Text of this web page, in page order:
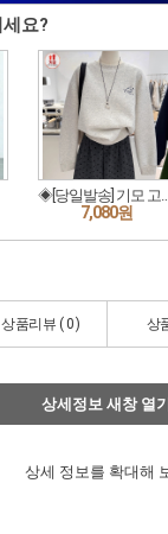
상품리뷰 ( 0) 상
상세정보 새창 열기
상세 정보를 확대해